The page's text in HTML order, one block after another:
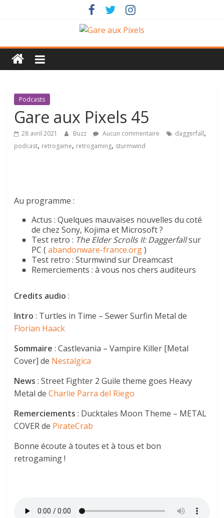
Gare
aux
Pixels
Un
pixel
peut
autre
Podcasts
Gare aux Pixels 45
28 avril 2021 Buzz Aucun commentaire daggerfall,
podcast, retrogame, retrogaming, sturmwind
Au programme :
Actus : Quelques mauvaises nouvelles du coté
de chez Sony, Kojima et Microsoft ?
Test retro : The Elder Scrolls II: Daggerfallsur
PC (abandonware-france.org)
Test retro : Sturmwind sur Dreamcast
Remerciements : à vous nos chers auditeurs
Credits audio :
Intro : Turtles in Time – Sewer Surfin Metal de
Florian Haack
Sommaire : Castlevania – Vampire Killer [Metal
Cover] de Nestalgica
News : Street Fighter 2 Guile theme goes Heavy
Metal deCharlie Parra del Riego
Remerciements : Ducktales Moon Theme – METAL
COVER de PirateCrab
Bonne écoute à toutes et à tous et bon
retrogaming !